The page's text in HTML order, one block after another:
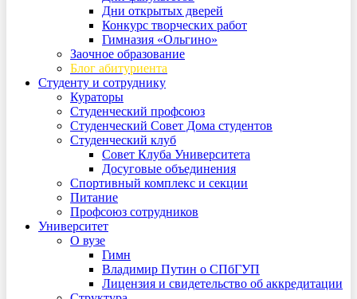
Дни открытых дверей
Конкурс творческих работ
Гимназия «Ольгино»
Заочное образование
Блог абитуриента
Студенту и сотруднику
Кураторы
Студенческий профсоюз
Студенческий Совет Дома студентов
Студенческий клуб
Совет Клуба Университета
Досуговые объединения
Спортивный комплекс и секции
Питание
Профсоюз сотрудников
Университет
О вузе
Гимн
Владимир Путин о СПбГУП
Лицензия и свидетельство об аккредитации